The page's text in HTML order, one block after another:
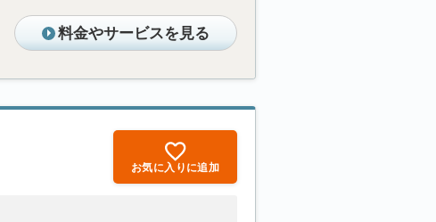
料金やサービスを見る
お気に入りに追加